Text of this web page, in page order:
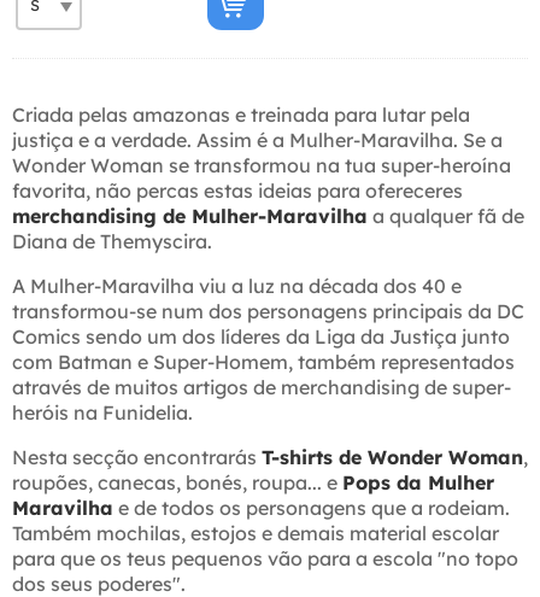
Criada pelas amazonas e treinada para lutar pela
justiça e a verdade. Assim é a Mulher-Maravilha. Se a
Wonder Woman se transformou na tua super-heroína
favorita, não percas estas ideias para ofereceres
merchandising de Mulher-Maravilha a qualquer fã de
Diana de Themyscira.
A Mulher-Maravilha viu a luz na década dos 40 e
transformou-se num dos personagens principais da DC
Comics sendo um dos líderes da Liga da Justiça junto
com Batman e Super-Homem, também representados
através de muitos artigos de merchandising de super-
heróis na Funidelia.
Nesta secção encontrarás T-shirts de Wonder Woman,
roupões, canecas, bonés, roupa... e Pops da Mulher
Maravilha e de todos os personagens que a rodeiam.
Também mochilas, estojos e demais material escolar
para que os teus pequenos vão para a escola "no topo
dos seus poderes".